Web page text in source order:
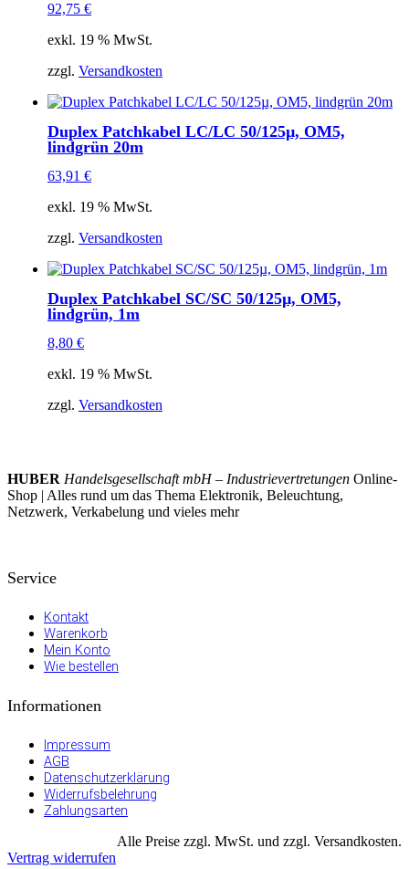
92,75 €
exkl. 19 % MwSt.
zzgl. Versandkosten
Duplex Patchkabel LC/LC 50/125µ, OM5,
lindgrün 20m
63,91 €
exkl. 19 % MwSt.
zzgl. Versandkosten
Duplex Patchkabel SC/SC 50/125µ, OM5,
lindgrün, 1m
8,80 €
exkl. 19 % MwSt.
zzgl. Versandkosten
HUBER Handelsgesellschaft mbH – Industrievertretungen Online-
Shop | Alles rund um das Thema Elektronik, Beleuchtung,
Netzwerk, Verkabelung und vieles mehr
Service
Kontakt
Warenkorb
Mein Konto
Wie bestellen
Informationen
Impressum
AGB
Datenschutzerklärung
Widerrufsbelehrung
Zahlungsarten
Alle Preise zzgl. MwSt. und zzgl. Versandkosten.
Vertrag widerrufen